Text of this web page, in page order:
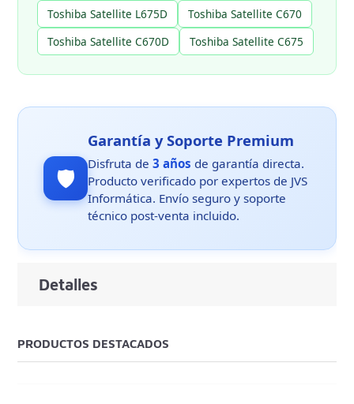
Toshiba Satellite L675D
Toshiba Satellite C670
Toshiba Satellite C670D
Toshiba Satellite C675
🛡️
Garantía y Soporte Premium
Disfruta de3 años de garantía directa.
Producto verificado por expertos de JVS
Informática. Envío seguro y soporte
técnico post-venta incluido.
Detalles
PRODUCTOS DESTACADOS